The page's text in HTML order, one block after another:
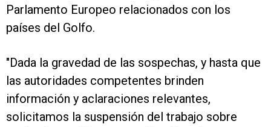
Parlamento Europeo relacionados con los
países del Golfo.
"Dada la gravedad de las sospechas, y hasta que
las autoridades competentes brinden
información y aclaraciones relevantes,
solicitamos la suspensión del trabajo sobre